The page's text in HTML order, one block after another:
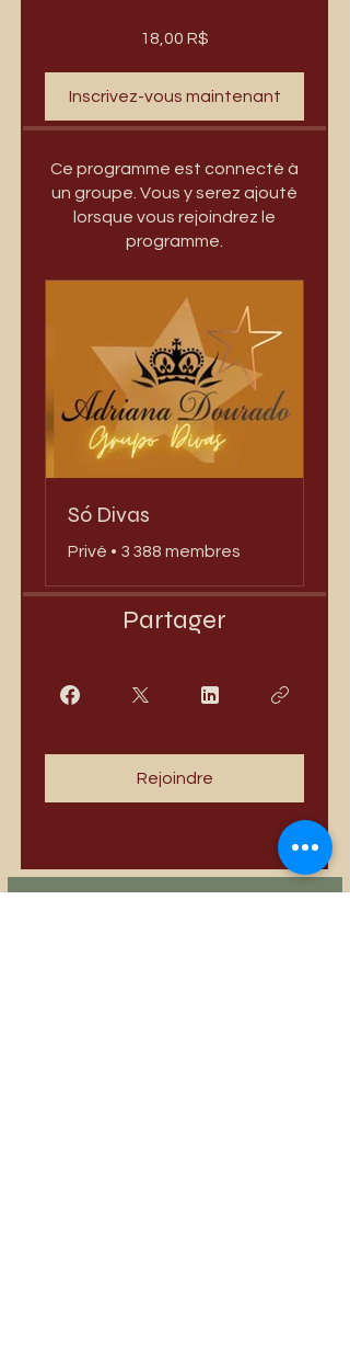
18,00 R$
Inscrivez-vous maintenant
Ce programme est connecté à
un groupe. Vous y serez ajouté
lorsque vous rejoindrez le
programme.
Só Divas
Privé • 3 388 membres
Partager
Rejoindre